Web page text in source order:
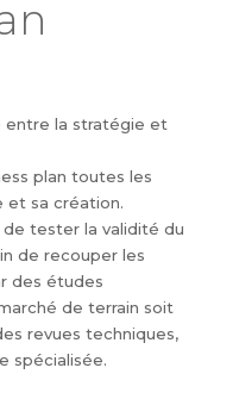
entre la stratégie et
plan toutes les
et sa création.
tester la validité du
de recouper les
des études
de terrain soit
revues techniques,
spécialisée.